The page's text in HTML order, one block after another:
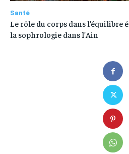
Santé
Le rôle du corps dans l’équilibre
la sophrologie dans l’Ain